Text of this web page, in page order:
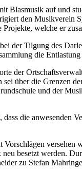
Blasmusik auf und
den Musikverein
welche er
der Tilgung des
die Entlastung
der
über die Grenzen
und der
die anwesenden
besetzt werden.
zu Stefan